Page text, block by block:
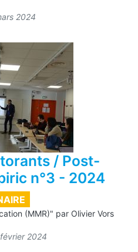
2024
/ Post-
n°3 - 2024
(MMR)" par Olivier Vors
2024